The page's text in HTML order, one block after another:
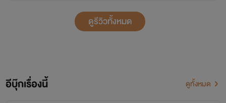
ดูรีวิวทั้งหมด
อีบุ๊กเรื่องนี้ ดูทั้งหมด